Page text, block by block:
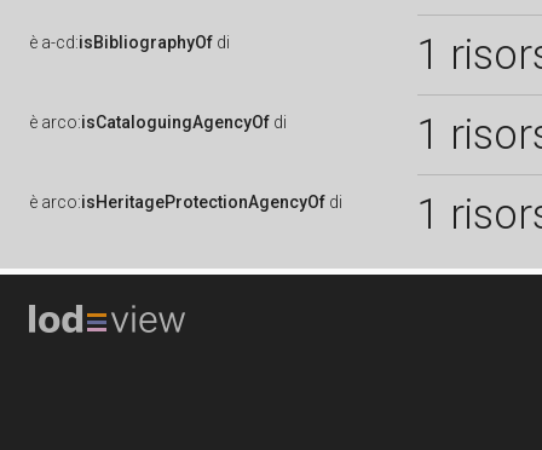
è a-cd:isBibliographyOf di 1
è arco:isCataloguingAgencyOf di 1
è arco:isHeritageProtectionAgencyOf di 1